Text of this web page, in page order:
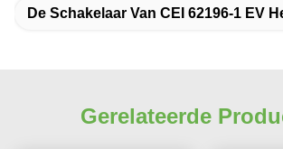
De Schakelaar Van CEI 62196-1 EV
Gerelateerde